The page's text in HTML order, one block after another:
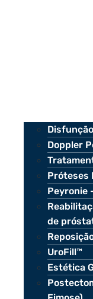
Doppler
Próteses
Peyronie
de
UroFill™
Estética